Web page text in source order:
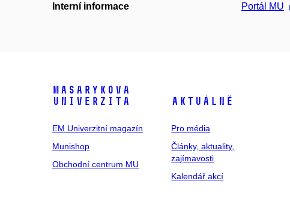
Interní informace Portál MU
Masarykova
univerzita
EM Univerzitní magazín
Munishop
Obchodní centrum MU
Aktuálně
Pro média
Články, aktuality,
zajímavosti
Kalendář akcí